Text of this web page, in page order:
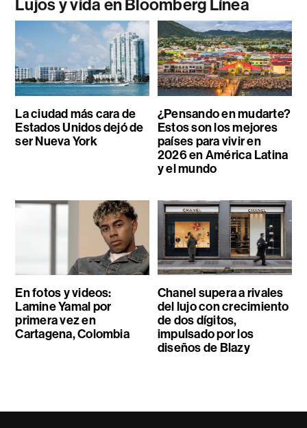
Lujos y vida en Bloomberg Línea
La ciudad más cara de
Estados Unidos dejó de
ser Nueva York
¿Pensando en mudarte?
Estos son los mejores
países para vivir en
2026 en América Latina
y el mundo
En fotos y videos:
Lamine Yamal por
primera vez en
Cartagena, Colombia
Chanel supera a rivales
del lujo con crecimiento
de dos dígitos,
impulsado por los
diseños de Blazy